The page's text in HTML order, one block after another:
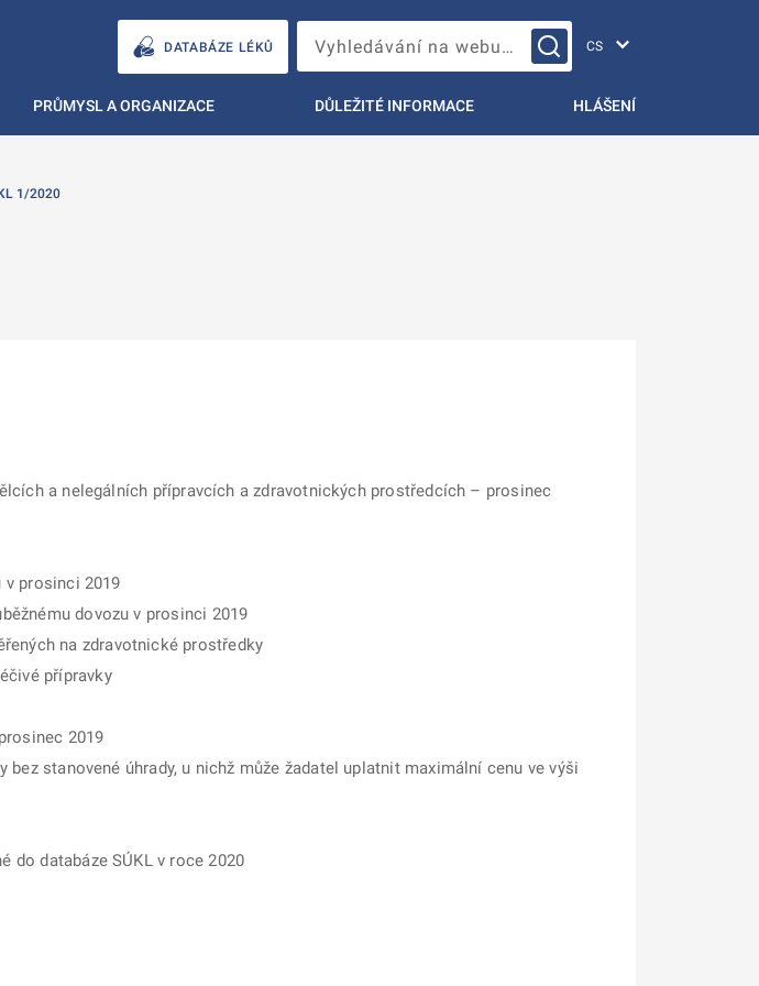
DATABÁZE LÉKŮ Vyhledávání na webu…
PRŮMYSL A ORGANIZACE DŮLEŽITÉ INFORMACE HLÁŠENÍ
1/2020
a nelegálních přípravcích a zdravotnických prostředcích – prosinec
v prosinci 2019
dovozu v prosinci 2019
na zdravotnické prostředky
přípravky
2019
stanovené úhrady, u nichž může žadatel uplatnit maximální cenu ve výši
do databáze SÚKL v roce 2020